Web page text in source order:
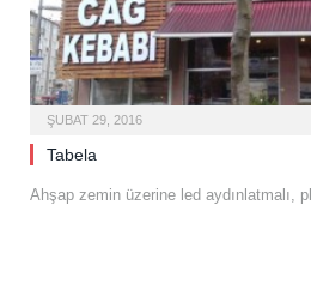
ŞUBAT 29, 2016
Tabela
Ahşap zemin üzerine led aydınlatmalı,